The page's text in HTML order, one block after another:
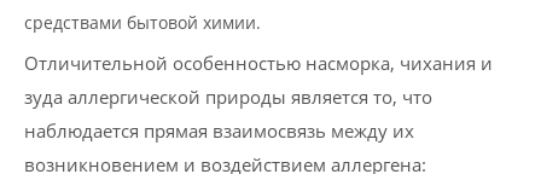
средствами бытовой химии.
Отличительной особенностью насморка, чихания и
зуда аллергической природы является то, что
наблюдается прямая взаимосвязь между их
возникновением и воздействием аллергена: